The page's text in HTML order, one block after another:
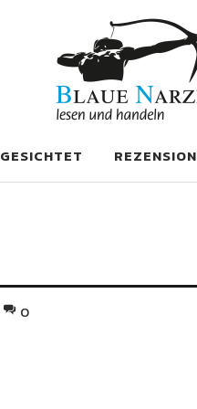
GESICHTET REZENSION
0